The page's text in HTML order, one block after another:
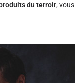
du terroir, vous